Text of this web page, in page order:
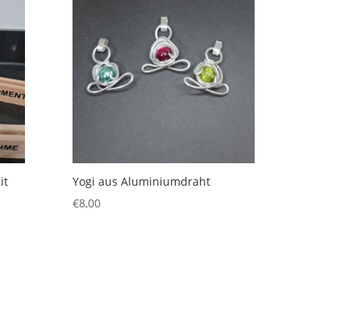
Yogi aus Aluminiumdraht
€8,00